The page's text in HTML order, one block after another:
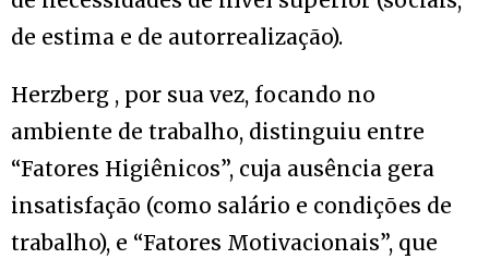
de estima e de autorrealização).
Herzberg , por sua vez, focando no
ambiente de trabalho, distinguiu entre
“Fatores Higiênicos”, cuja ausência gera
insatisfação (como salário e condições de
trabalho), e “Fatores Motivacionais”, que